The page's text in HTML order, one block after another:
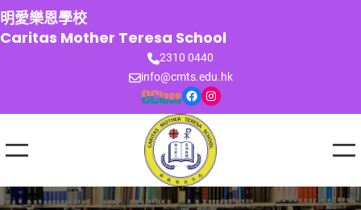
跳
至
主
明愛樂恩學校
Caritas Mother Teresa School
2310 0440
info@cmts.edu.hk
Facebook Instagram